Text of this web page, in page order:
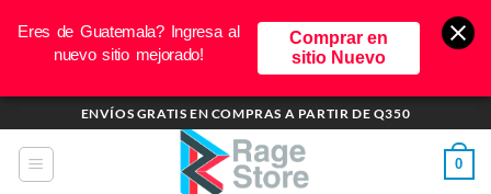
al
contenido
ENVÍOS GRATIS EN COMPRAS A PARTIR DE Q350
0
Eres de Guatemala? Ingresa al
nuevo sitio mejorado!
Comprar en
sitio Nuevo